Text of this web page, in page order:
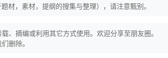
材，素材，提纲的搜集与整理），请注意甄别。
、摘编或利用其它方式使用。欢迎分享至朋友圈。
删除。